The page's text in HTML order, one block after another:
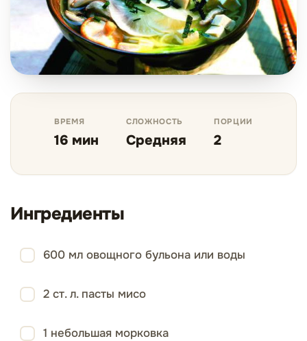
ВРЕМЯ
16 мин
СЛОЖНОСТЬ
Средняя
ПОРЦИИ
2
Ингредиенты
600 мл овощного бульона или воды
2 ст. л. пасты мисо
1 небольшая морковка